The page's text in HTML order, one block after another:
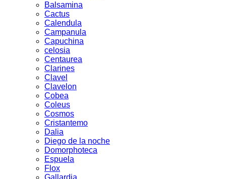
Balsamina
Cactus
Calendula
Campanula
Capuchina
celosia
Centaurea
Clarines
Clavel
Clavelon
Cobea
Coleus
Cosmos
Cristantemo
Dalia
Diego de la noche
Domorphoteca
Espuela
Flox
Gallardia